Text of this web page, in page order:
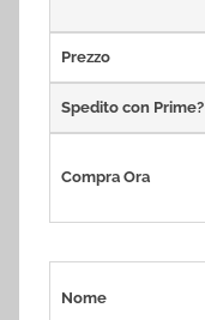
Prezzo
Spedito con Prime?
Compra Ora
Nome